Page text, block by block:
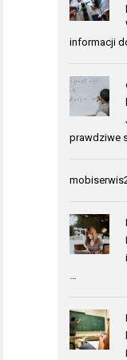
informacji
prawdziwe
…